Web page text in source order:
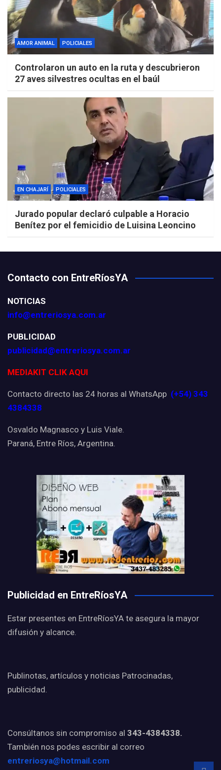
AMOR ANIMAL POLICIALES
Controlaron un auto en la ruta y descubrieron
27 aves silvestres ocultas en el baúl
EN CHAJARÍ POLICIALES
Jurado popular declaró culpable a Horacio
Benítez por el femicidio de Luisina Leoncino
Contacto con EntreRíosYA
NOTICIAS
info@entreriosya.com.ar
PUBLICIDAD
publicidad@entreriosya.com.ar
MEDIAKIT CLIK AQUI
Contacto directo las 24 horas al WhatsApp (+54) 343
4384338
Osvaldo Magnasco y Luis Viale.
Paraná, Entre Ríos, Argentina.
Publicidad en EntreRíosYA
Estar presentes en EntreRíosYA te asegura la mayor
difusión y alcance.
Publinotas, artículos y noticias Patrocinadas,
publicidad.
Consúltanos sin compromiso al 343-4384338.
También nos podes escribir al correo
entreriosya@hotmail.com